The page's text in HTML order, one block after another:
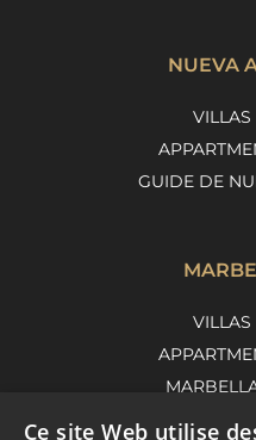
NUEVA
VILLAS
GUIDE DE
VILLAS
Ce site Web utilise